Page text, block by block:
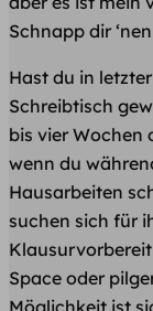
Schnapp dir
Hast du in
Schreibtisch
bis vier Wochen
wenn du
Hausarbeiten
suchen sich für
Space oder
Möglichkeit ist